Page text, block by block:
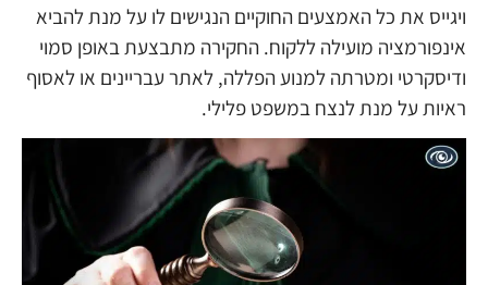
ויגייס את כל האמצעים החוקיים הנגישים לו על מנת להביא
אינפורמציה מועילה ללקוח. החקירה מתבצעת באופן סמוי
ודיסקרטי ומטרתה למנוע הפללה, לאתר עבריינים או לאסוף
ראיות על מנת לנצח במשפט פלילי.